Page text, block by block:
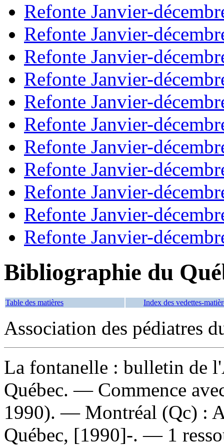
Refonte Janvier-
Refonte Janvier-
Refonte Janvier-
Refonte Janvier-
Refonte Janvier-
Refonte Janvier-
Refonte Janvier-
Refonte Janvier-
Refonte Janvier-
Refonte Janvier-
Refonte Janvier-
Bibliographie du
Table des matières Index des vedettes-
Association des pédiatres
La fontanelle : bulletin de
Québec. — Commence
1990). — Montréal (Qc) :
Québec, [1990]-. — 1